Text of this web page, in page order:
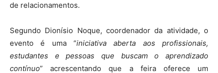
de relacionamentos.
Segundo Dionísio Noque, coordenador da atividade, o
evento é uma “iniciativa aberta aos profissionais,
estudantes e pessoas que buscam o aprendizado
contínuo” acrescentando que a feira oferece um